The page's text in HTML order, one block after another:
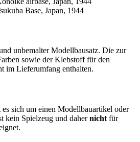
Base, Japan, 1944
unbemalter Modellbausatz. Die zur
sowie der Klebstoff für den
im Lieferumfang enthalten.
sich um einen Modellbauartikel oder
kein Spielzeug und dahernicht für